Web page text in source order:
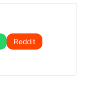
Reddit